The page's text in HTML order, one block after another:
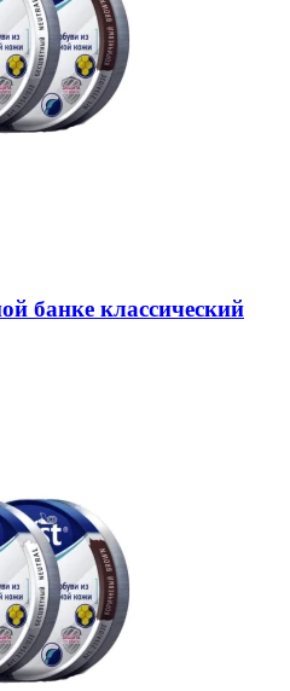
банке классический